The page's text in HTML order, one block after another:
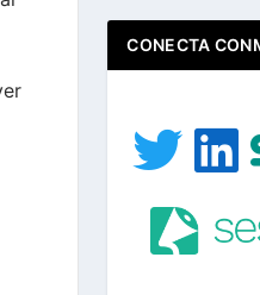
CONECTA